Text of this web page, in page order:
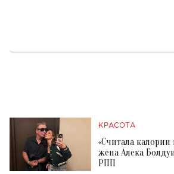
КРАСОТА
«Считала калории
жена Алека
РПП